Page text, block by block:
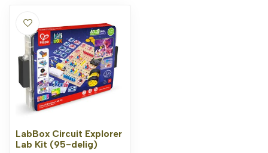
LabBox Circuit Explorer
Lab Kit (95-delig)